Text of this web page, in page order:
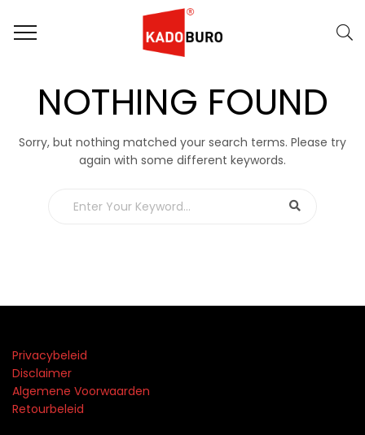
NOTHING FOUND
Sorry, but nothing matched your search terms. Please try
again with some different keywords.
Privacybeleid
Disclaimer
Algemene Voorwaarden
Retourbeleid